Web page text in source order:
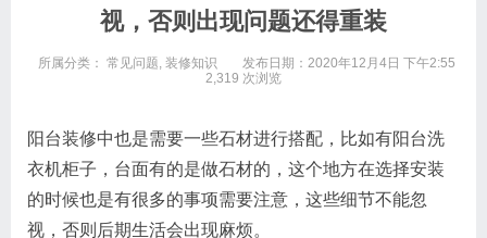
视，否则出现问题还得重装
所属分类： 常见问题, 装修知识
发布日期：2020年12月4日 下午2:55
2,319 次浏览
阳台装修中也是需要一些石材进行搭配，比如有阳台洗
衣机柜子，台面有的是做石材的，这个地方在选择安装
的时候也是有很多的事项需要注意，这些细节不能忽
视，否则后期生活会出现麻烦。